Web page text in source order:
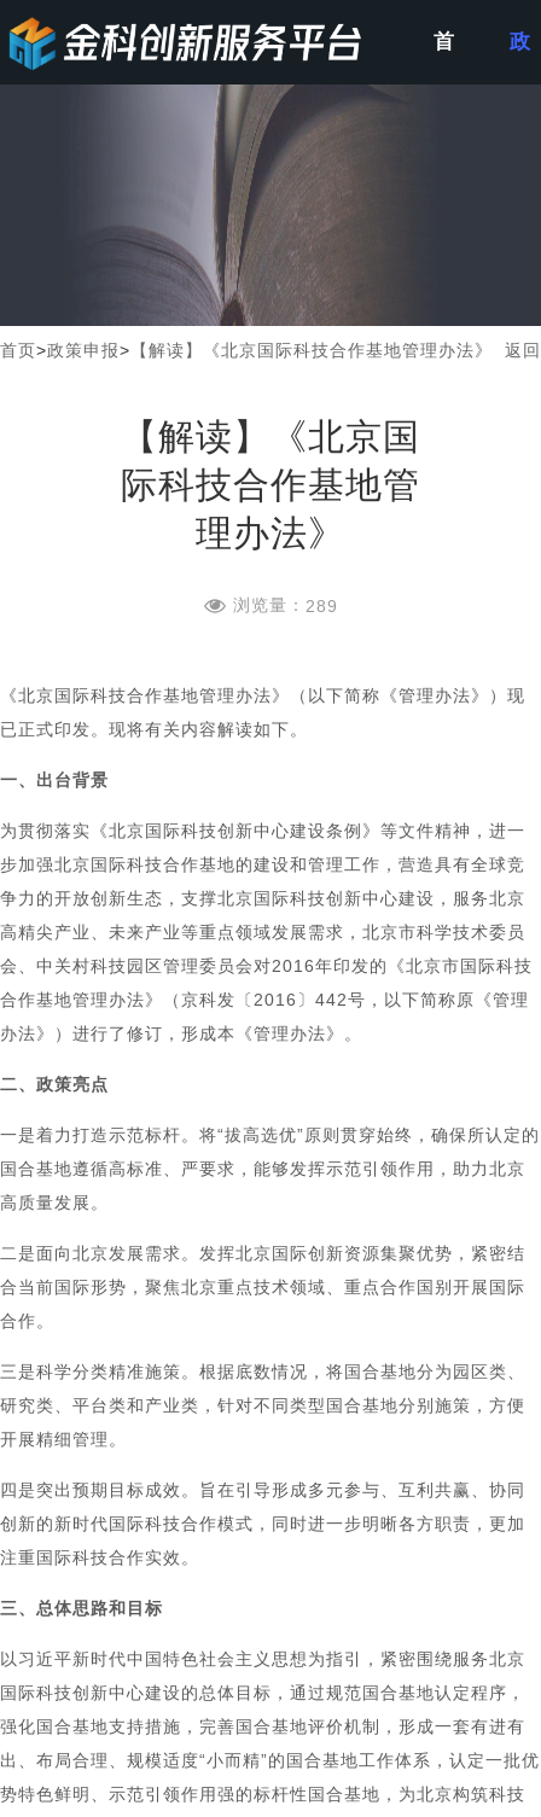
首 政
首页>政策申报> 【解读】《北京国际科技合作基地管理办法》 返回
【解读】《北京国
际科技合作基地管
理办法》
浏览量： 289
《北京国际科技合作基地管理办法》（以下简称《管理办法》）现
已正式印发。现将有关内容解读如下。
一、出台背景
为贯彻落实《北京国际科技创新中心建设条例》等文件精神，进一
步加强北京国际科技合作基地的建设和管理工作，营造具有全球竞
争力的开放创新生态，支撑北京国际科技创新中心建设，服务北京
高精尖产业、未来产业等重点领域发展需求，北京市科学技术委员
会、中关村科技园区管理委员会对2016年印发的《北京市国际科技
合作基地管理办法》（京科发〔2016〕442号，以下简称原《管理
办法》）进行了修订，形成本《管理办法》。
二、政策亮点
一是着力打造示范标杆。将“拔高选优”原则贯穿始终，确保所认定的
国合基地遵循高标准、严要求，能够发挥示范引领作用，助力北京
高质量发展。
二是面向北京发展需求。发挥北京国际创新资源集聚优势，紧密结
合当前国际形势，聚焦北京重点技术领域、重点合作国别开展国际
合作。
三是科学分类精准施策。根据底数情况，将国合基地分为园区类、
研究类、平台类和产业类，针对不同类型国合基地分别施策，方便
开展精细管理。
四是突出预期目标成效。旨在引导形成多元参与、互利共赢、协同
创新的新时代国际科技合作模式，同时进一步明晰各方职责，更加
注重国际科技合作实效。
三、总体思路和目标
以习近平新时代中国特色社会主义思想为指引，紧密围绕服务北京
国际科技创新中心建设的总体目标，通过规范国合基地认定程序，
强化国合基地支持措施，完善国合基地评价机制，形成一套有进有
出、布局合理、规模适度“小而精”的国合基地工作体系，认定一批优
势特色鲜明、示范引领作用强的标杆性国合基地，为北京构筑科技